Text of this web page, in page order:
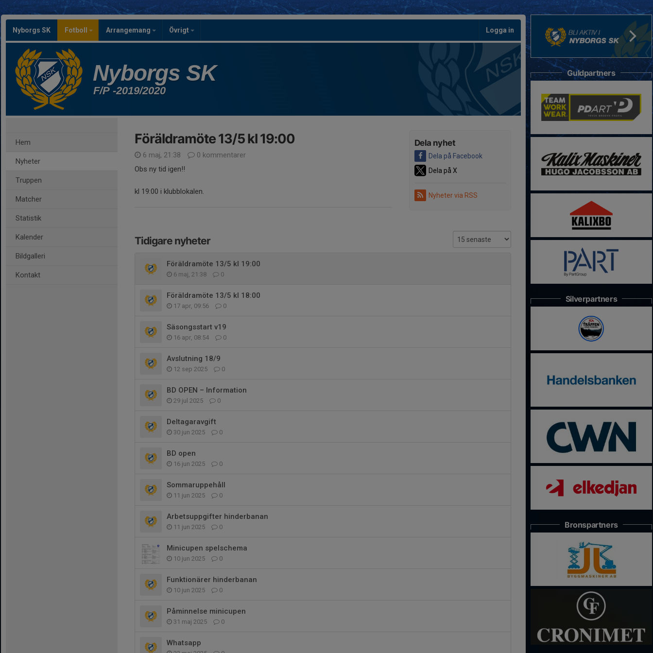
Nyborgs SK Fotboll Arrangemang Övrigt Logga in
Nyborgs SK
F/P -2019/2020
Hem
Nyheter
Truppen
Matcher
Statistik
Kalender
Bildgalleri
Kontakt
Dela nyhet
Dela på Facebook
Dela på X
Nyheter via RSS
Föräldramöte 13/5 kl 19:00
6 maj, 21:38
0 kommentarer
Obs ny tid igen!!
kl 19:00 i klubblokalen.
Tidigare nyheter
Föräldramöte 13/5 kl 19:00
6 maj, 21:38 0
Föräldramöte 13/5 kl 18:00
17 apr, 09:56 0
Säsongsstart v19
16 apr, 08:54 0
Avslutning 18/9
12 sep 2025 0
BD OPEN – Information
29 jul 2025 0
Deltagaravgift
30 jun 2025 0
BD open
16 jun 2025 0
Sommaruppehåll
11 jun 2025 0
Arbetsuppgifter hinderbanan
11 jun 2025 0
Minicupen spelschema
10 jun 2025 0
Funktionärer hinderbanan
10 jun 2025 0
Påminnelse minicupen
31 maj 2025 0
Whatsapp
Guldpartners
Silverpartners
Bronspartners